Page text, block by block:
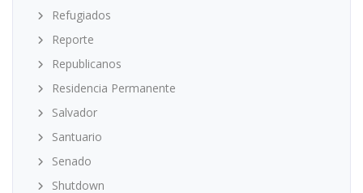
Refugiados
Reporte
Republicanos
Residencia Permanente
Salvador
Santuario
Senado
Shutdown